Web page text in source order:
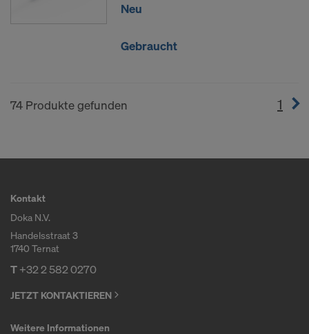
Neu
Gebraucht
74 Produkte gefunden 1
Kontakt
Doka N.V.
Handelsstraat 3
1740 Ternat
T+32 2 582 0270
JETZT KONTAKTIEREN
Weitere Informationen